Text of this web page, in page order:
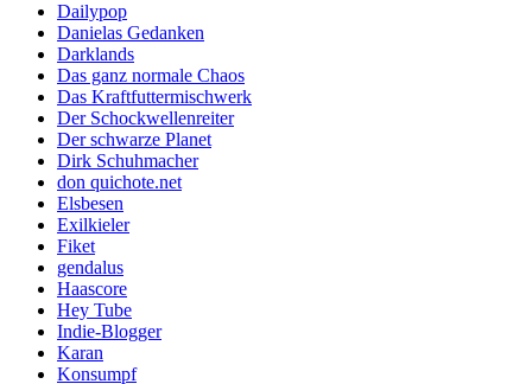
Dailypop
Danielas Gedanken
Darklands
Das ganz normale Chaos
Das Kraftfuttermischwerk
Der Schockwellenreiter
Der schwarze Planet
Dirk Schuhmacher
don quichote.net
Elsbesen
Exilkieler
Fiket
gendalus
Haascore
Hey Tube
Indie-Blogger
Karan
Konsumpf